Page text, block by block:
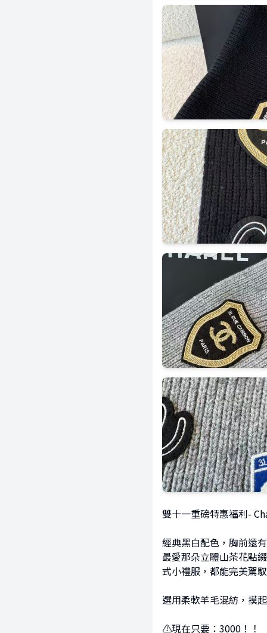
雙十一重磅特惠福利-
經典黑白配色，胸前還
最愛那朵立體山茶花點
式小禮服，都能完美駕
選用柔軟羊毛混紡，摸
⚠現在只要：3000！！